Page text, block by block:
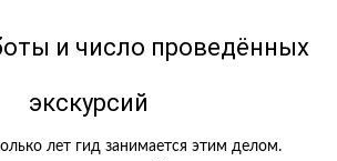
и число проведённых
экскурсий
лет гид занимается этим делом.